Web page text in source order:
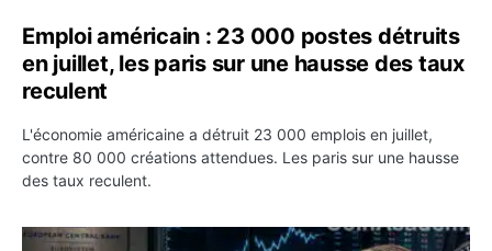
Emploi américain : 23 000 postes détruits
en juillet, les paris sur une hausse des taux
reculent
L'économie américaine a détruit 23 000 emplois en juillet,
contre 80 000 créations attendues. Les paris sur une hausse
des taux reculent.
Yen : Washington a vendu des euros sans prévenir la